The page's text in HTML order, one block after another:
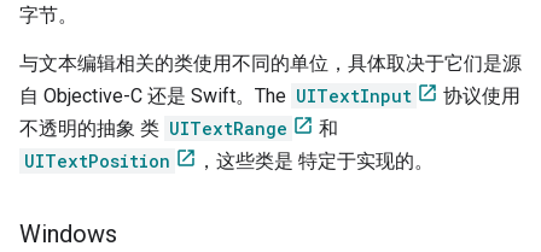
字节。
与文本编辑相关的类使用不同的单位，具体取决于它们是源
自 Objective-C 还是 Swift。The UITextInput
协议使用
不透明的抽象 类 UITextRange
和
UITextPosition
，这些类是 特定于实现的。
Windows